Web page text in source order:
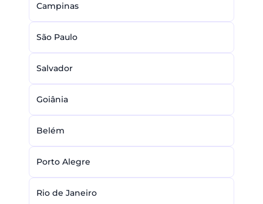
Campinas
São Paulo
Salvador
Goiânia
Belém
Porto Alegre
Rio de Janeiro